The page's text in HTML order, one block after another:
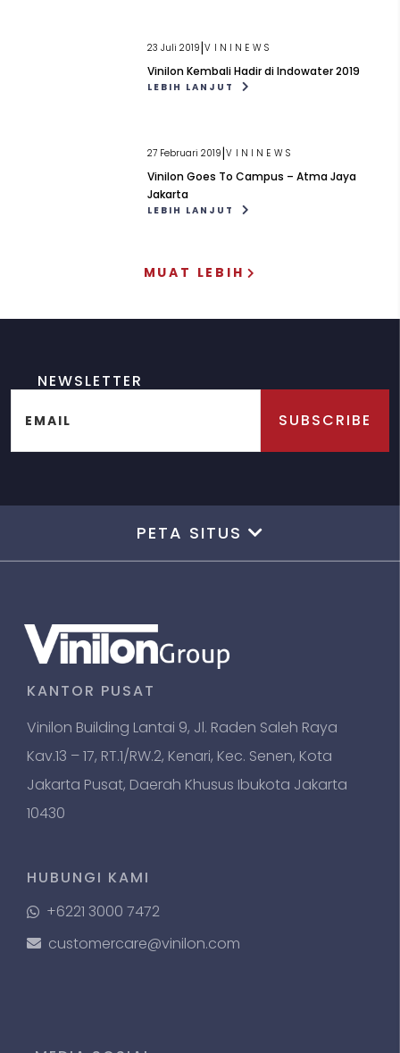
23 Juli 2019|VININEWS
Vinilon Kembali Hadir di Indowater 2019
LEBIH LANJUT
27 Februari 2019|VININEWS
Vinilon Goes To Campus – Atma Jaya
Jakarta
LEBIH LANJUT
MUAT LEBIH
NEWSLETTER
EMAIL SUBSCRIBE
PETA SITUS
KANTOR PUSAT
Vinilon Building Lantai 9, Jl. Raden Saleh Raya
Kav.13 – 17, RT.1/RW.2, Kenari, Kec. Senen, Kota
Jakarta Pusat, Daerah Khusus Ibukota Jakarta
10430
HUBUNGI KAMI
+6221 3000 7472
customercare@vinilon.com